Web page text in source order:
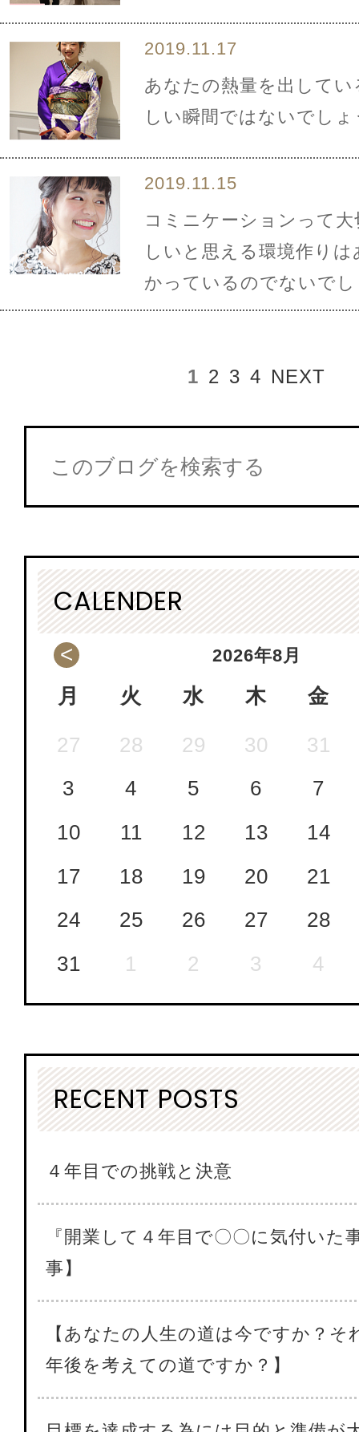
2019.11.17
あなたの熱量を出して
しい瞬間ではないでし
2019.11.15
コミニケーションって
しいと思える環境作り
かっているのでないで
1 2 3 4 NEXT
CALENDER
2026年8月
<
月 火 水 木 金
27 28 29 30
31
3
4 5 6
7
10
11 12 13
14
17
18 19 20
21
24
25 26 27
28
31
1 2 3 4
RECENT POSTS
４年目での挑戦と決意
『開業して４年目で〇〇に気付いた
事】
【あなたの人生の道は今ですか？そ
年後を考えての道ですか？】